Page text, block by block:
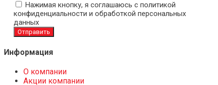
Нажимая кнопку, я соглашаюсь с политикой
конфиденциальности и обработкой персональных
данных
Отправить
Информация
О компании
Акции компании